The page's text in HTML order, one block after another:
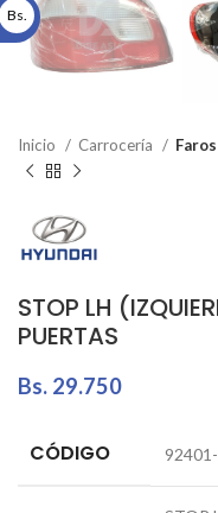
Inicio Carrocería
STOP LH
PUERTAS
Bs. 29.750
CÓDIGO
Bs.